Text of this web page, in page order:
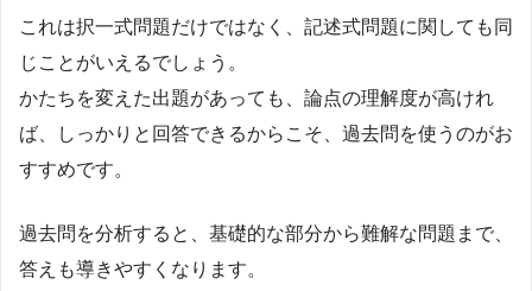
これは択一式問題だけではなく、記述式問題に関しても同
じことがいえるでしょう。
かたちを変えた出題があっても、論点の理解度が高けれ
ば、しっかりと回答できるからこそ、過去問を使うのがお
すすめです。
過去問を分析すると、基礎的な部分から難解な問題まで、
答えも導きやすくなります。